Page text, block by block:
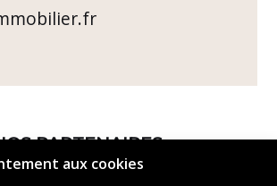
aux cookies
PARTENAIRES